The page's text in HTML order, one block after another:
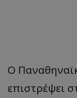
Ο
επιστρέψει